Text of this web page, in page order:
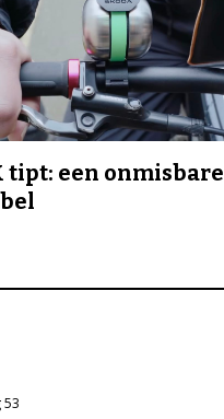
tipt: een onmisbare
53